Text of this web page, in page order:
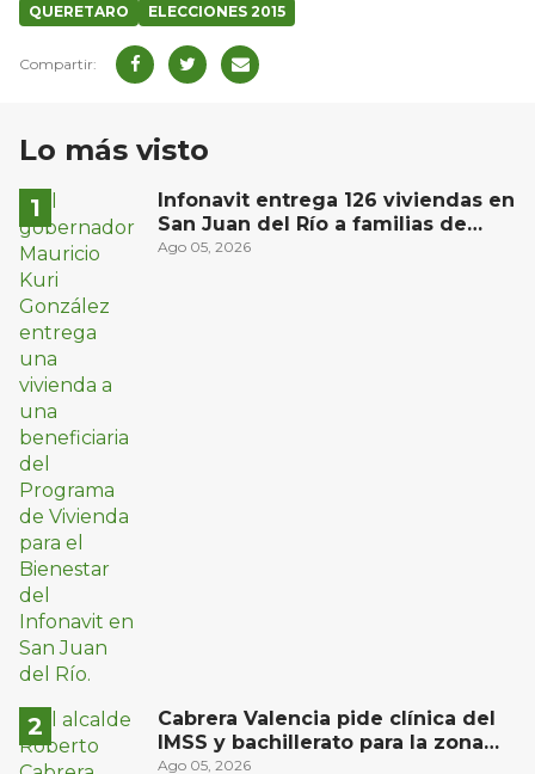
QUERETARO ELECCIONES 2015
Lo más visto
Infonavit entrega 126 viviendas en
San Juan del Río a familias de
bajos ingresos
Ago 05, 2026
Cabrera Valencia pide clínica del
IMSS y bachillerato para la zona
oriente de San Juan del Río
Ago 05, 2026